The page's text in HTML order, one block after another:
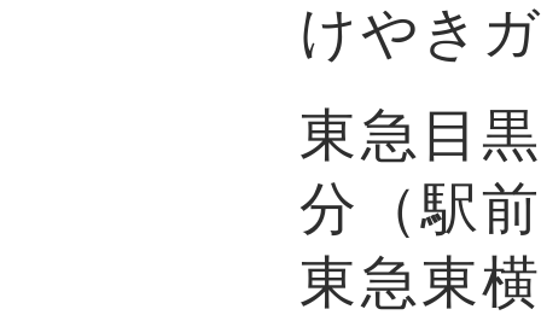
けやき
東急目
分（駅
東急東